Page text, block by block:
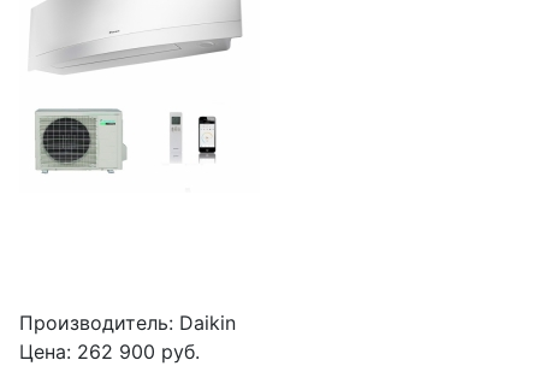
Производитель: Daikin
Цена: 262 900 руб.